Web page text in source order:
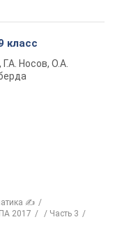
класс
Носов, О.А.
✍
2017
Часть 3